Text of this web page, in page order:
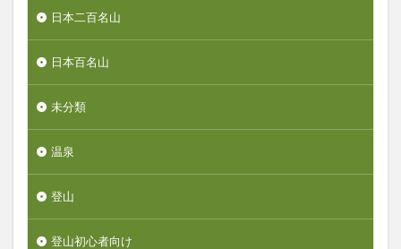
日本二百名山
日本百名山
未分類
温泉
登山
登山初心者向け